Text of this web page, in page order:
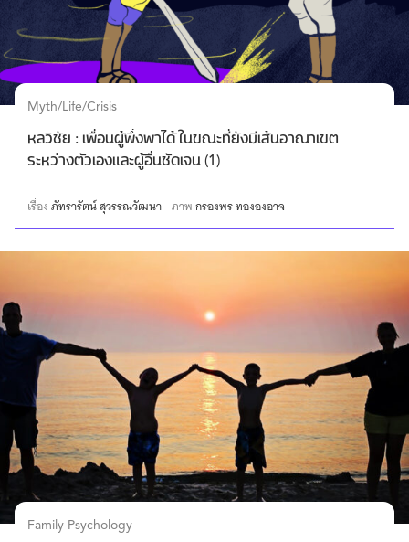
Myth/Life/Crisis
หลวิชัย : เพื่อนผู้พึ่งพาได้ ในขณะที่ยังมีเส้นอาณาเขต
ระหว่างตัวเองและผู้อื่นชัดเจน (1)
เรื่องภัทรารัตน์ สุวรรณวัฒนา ภาพกรองพร ทององอาจ
Family Psychology